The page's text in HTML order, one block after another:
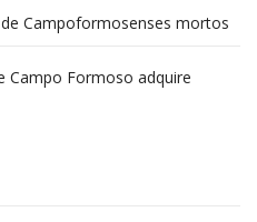
Campoformosenses mortos
em desabamentos são
Campo Formoso adquire